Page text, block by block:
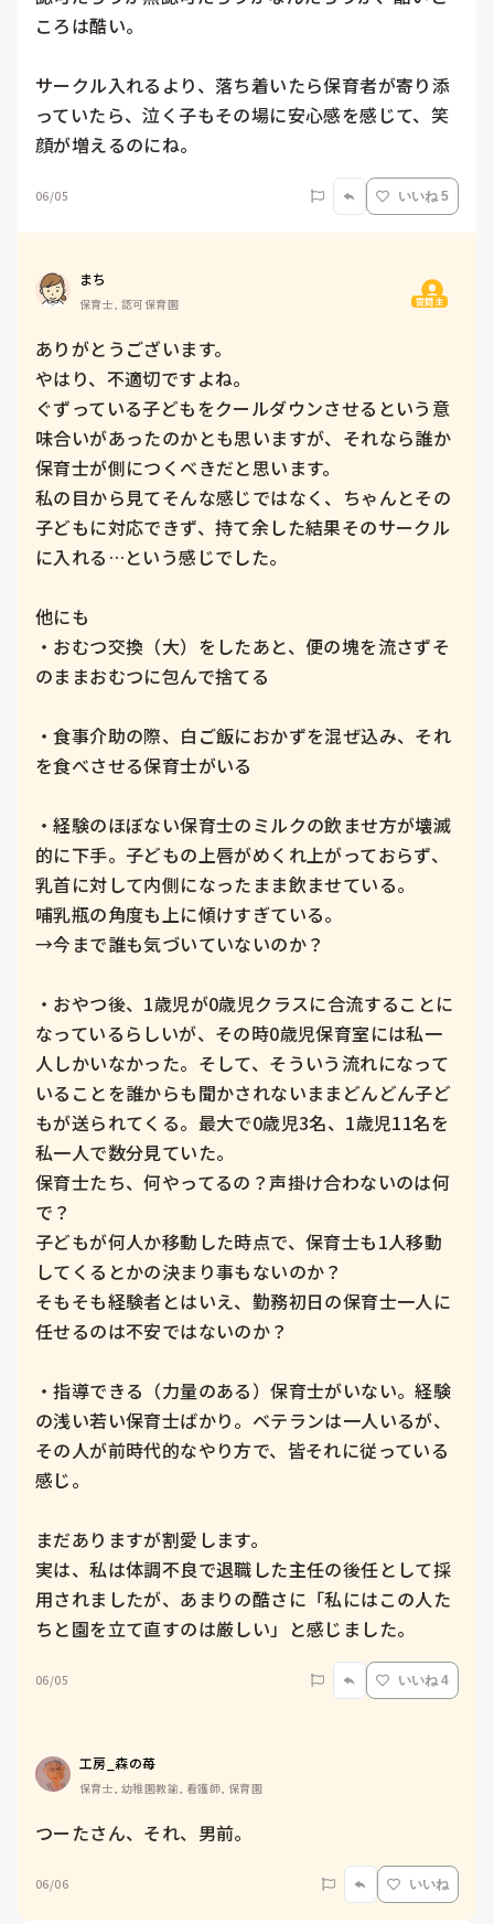
ころは酷い。
サークル入れるより、落ち着いたら保育者が寄り添
っていたら、泣く子もその場に安心感を感じて、笑
顔が増えるのにね。
06/05 いいね 5
まち
保育士, 認可保育園 質問主
ありがとうございます。
やはり、不適切ですよね。
ぐずっている子どもをクールダウンさせるという意
味合いがあったのかとも思いますが、それなら誰か
保育士が側につくべきだと思います。
私の目から見てそんな感じではなく、ちゃんとその
子どもに対応できず、持て余した結果そのサークル
に入れる…という感じでした。
他にも
・おむつ交換（大）をしたあと、便の塊を流さずそ
のままおむつに包んで捨てる
・食事介助の際、白ご飯におかずを混ぜ込み、それ
を食べさせる保育士がいる
・経験のほぼない保育士のミルクの飲ませ方が壊滅
的に下手。子どもの上唇がめくれ上がっておらず、
乳首に対して内側になったまま飲ませている。
哺乳瓶の角度も上に傾けすぎている。
→今まで誰も気づいていないのか？
・おやつ後、1歳児が0歳児クラスに合流することに
なっているらしいが、その時0歳児保育室には私一
人しかいなかった。そして、そういう流れになって
いることを誰からも聞かされないままどんどん子ど
もが送られてくる。最大で0歳児3名、1歳児11名を
私一人で数分見ていた。
保育士たち、何やってるの？声掛け合わないのは何
で？
子どもが何人か移動した時点で、保育士も1人移動
してくるとかの決まり事もないのか？
そもそも経験者とはいえ、勤務初日の保育士一人に
任せるのは不安ではないのか？
・指導できる（力量のある）保育士がいない。経験
の浅い若い保育士ばかり。ベテランは一人いるが、
その人が前時代的なやり方で、皆それに従っている
感じ。
まだありますが割愛します。
実は、私は体調不良で退職した主任の後任として採
用されましたが、あまりの酷さに「私にはこの人た
ちと園を立て直すのは厳しい」と感じました。
06/05 いいね 4
工房_森の苺
保育士, 幼稚園教諭, 看護師, 保育園
つーたさん、それ、男前。
06/06 いいね